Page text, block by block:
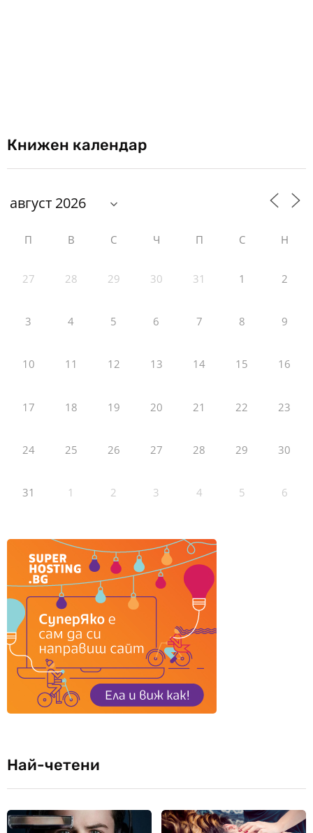
Книжен календар
П В С Ч П С Н
27 28 29 30 31 1 2
3 4 5 6 7 8 9
10 11 12 13 14 15 16
17 18 19 20 21 22 23
24 25 26 27 28 29 30
31 1 2 3 4 5 6
Най-четени